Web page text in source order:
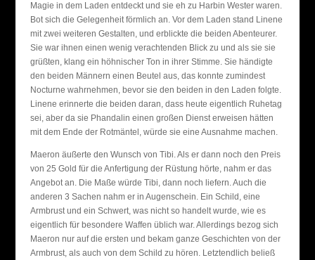
Magie in dem Laden entdeckt und sie eh zu Harbin Wester waren.
Bot sich die Gelegenheit förmlich an. Vor dem Laden stand Linene
mit zwei weiteren Gestalten, und erblickte die beiden Abenteurer.
Sie war ihnen einen wenig verachtenden Blick zu und als sie sie
grüßten, klang ein höhnischer Ton in ihrer Stimme. Sie händigte
den beiden Männern einen Beutel aus, das konnte zumindest
Nocturne wahrnehmen, bevor sie den beiden in den Laden folgte.
Linene erinnerte die beiden daran, dass heute eigentlich Ruhetag
sei, aber da sie Phandalin einen großen Dienst erweisen hätten
mit dem Ende der Rotmäntel, würde sie eine Ausnahme machen.
Maeron äußerte den Wunsch von Tibi. Als er dann noch den Preis
von 25 Gold für die Anfertigung der Rüstung hörte, nahm er das
Angebot an. Die Maße würde Tibi, dann noch liefern. Auch die
anderen 3 Sachen nahm er in Augenschein. Ein Schild, eine
Armbrust und ein Schwert, was nicht so handelt wurde, wie es
eigentlich für besondere Waffen üblich war. Allerdings bezog sich
Maeron nur auf die ersten und bekam ganze Geschichten von der
Armbrust, als auch von dem Schild zu hören. Letztendlich beließ